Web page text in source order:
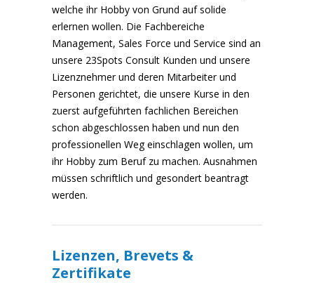
welche ihr Hobby von Grund auf solide
erlernen wollen. Die Fachbereiche
Management, Sales Force und Service sind an
unsere 23Spots Consult Kunden und unsere
Lizenznehmer und deren Mitarbeiter und
Personen gerichtet, die unsere Kurse in den
zuerst aufgeführten fachlichen Bereichen
schon abgeschlossen haben und nun den
professionellen Weg einschlagen wollen, um
ihr Hobby zum Beruf zu machen. Ausnahmen
müssen schriftlich und gesondert beantragt
werden.
Lizenzen, Brevets &
Zertifikate